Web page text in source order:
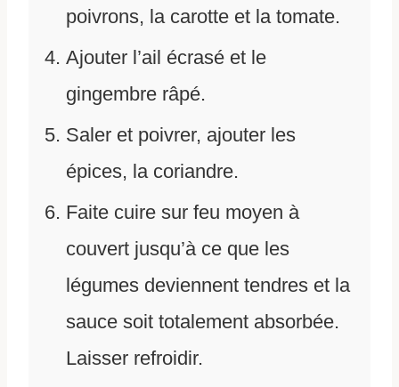
poivrons, la carotte et la tomate.
Ajouter l’ail écrasé et le
gingembre râpé.
Saler et poivrer, ajouter les
épices, la coriandre.
Faite cuire sur feu moyen à
couvert jusqu’à ce que les
légumes deviennent tendres et la
sauce soit totalement absorbée.
Laisser refroidir.